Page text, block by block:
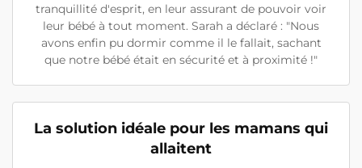
tranquillité d'esprit, en leur assurant de pouvoir voir
leur bébé à tout moment. Sarah a déclaré : "Nous
avons enfin pu dormir comme il le fallait, sachant
que notre bébé était en sécurité et à proximité !"
La solution idéale pour les mamans qui
allaitent